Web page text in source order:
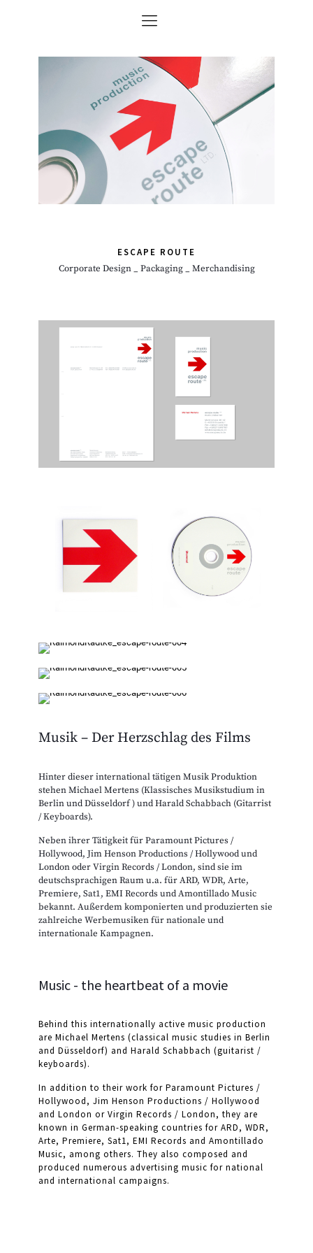
ESCAPE ROUTE
Corporate Design _ Packaging _ Merchandising
Musik – Der Herzschlag des Films
Hinter dieser international tätigen Musik Produktion
stehen Michael Mertens (Klassisches Musikstudium in
Berlin und Düsseldorf ) und Harald Schabbach (Gitarrist
/ Keyboards).
Neben ihrer Tätigkeit für Paramount Pictures /
Hollywood, Jim Henson Productions / Hollywood und
London oder Virgin Records / London, sind sie im
deutschsprachigen Raum u.a. für ARD, WDR, Arte,
Premiere, Sat1, EMI Records und Amontillado Music
bekannt. Außerdem komponierten und produzierten sie
zahlreiche Werbemusiken für nationale und
internationale Kampagnen.
Music - the heartbeat of a movie
Behind this internationally active music production
are Michael Mertens (classical music studies in Berlin
and Düsseldorf) and Harald Schabbach (guitarist /
keyboards).
In addition to their work for Paramount Pictures /
Hollywood, Jim Henson Productions / Hollywood
and London or Virgin Records / London, they are
known in German-speaking countries for ARD, WDR,
Arte, Premiere, Sat1, EMI Records and Amontillado
Music, among others. They also composed and
produced numerous advertising music for national
and international campaigns.